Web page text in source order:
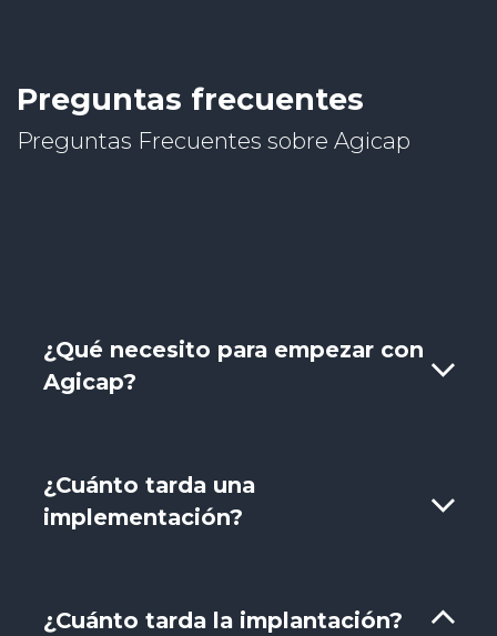
Preguntas frecuentes
Preguntas Frecuentes sobre Agicap
¿Qué necesito para empezar con
Agicap?
¿Cuánto tarda una
implementación?
¿Cuánto tarda la implantación?